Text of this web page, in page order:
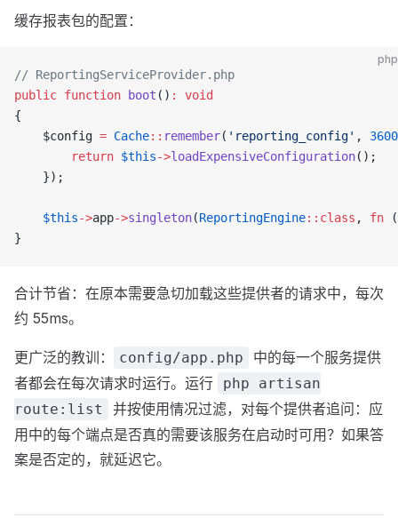
缓存报表包的配置：
php
// ReportingServiceProvider.php
public function boot () :
void
{
    $config
= Cache:: remember( 'reporting_config' , 3600
        return
$this->loadExpensiveConfiguration();
    });
    $this
->app->singleton(ReportingEngine::class , fn
}
合计节省：在原本需要急切加载这些提供者的请求中，每次
约 55ms。
更广泛的教训： config/app.php
中的每一个服务提供
者都会在每次请求时运行。运行
php artisan
route:list
并按使用情况过滤，对每个提供者追问：应
用中的每个端点是否真的需要该服务在启动时可用？如果答
案是否定的，就延迟它。